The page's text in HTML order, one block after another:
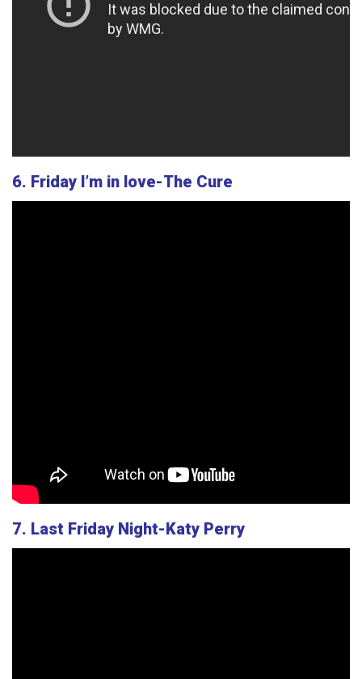
6. Friday I’m in love-The Cure
7. Last Friday Night-Katy Perry